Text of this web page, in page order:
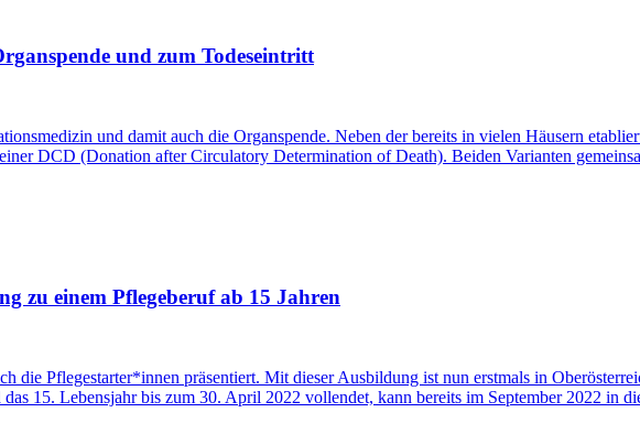
und zum Todeseintritt
und damit auch die Organspende. Neben der bereits in vielen Häusern
DCD (Donation after Circulatory Determination of Death). Beiden Varianten
zu einem Pflegeberuf ab 15 Jahren
die Pflegestarter*innen präsentiert. Mit dieser Ausbildung ist nun erstmals in
15. Lebensjahr bis zum 30. April 2022 vollendet, kann bereits im September 2022 in